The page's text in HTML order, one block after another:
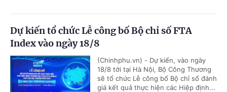
Dự kiến tổ chức Lễ công bố Bộ chỉ số FTA
Index vào ngày 18/8
(Chinhphu.vn) - Dự kiến, vào ngày
18/8 tới tại Hà Nội, Bộ Công Thương
sẽ tổ chức Lễ công bố Bộ chỉ số đánh
giá kết quả thực hiện các Hiệp định...